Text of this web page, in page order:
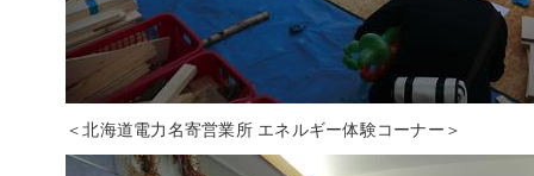
＜北海道電力名寄営業所 エネルギー体験コーナー＞